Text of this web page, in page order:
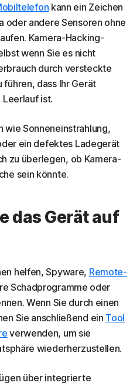
kann ein Zeichen
oder andere Sensoren ohne
Kamera-Hacking-
wenn Sie es nicht
durch versteckte
dass Ihr Gerät
ist.
wie Sonneneinstrahlung,
ein defektes Ladegerät
zu überlegen, ob Kamera-
sein könnte.
das Gerät auf
helfen, Spyware, Remote-
Schadprogramme oder
Wenn Sie durch einen
Sie anschließend ein Tool
verwenden, um sie
wiederherzustellen.
über integrierte